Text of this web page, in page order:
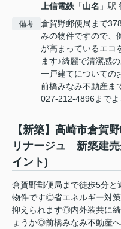
上信電鉄 「山名 」駅
備考
倉賀野郵便局まで
みの物件ですので、
が高まっているエコ
ます♪綺麗で清潔感
一戸建てについての
前橋みなみ不動産ま
027-212-4896まで
【新築】高崎市倉
リナージュ 新築建
イント)
倉賀野郵便局まで徒歩5分
物件です◎省エネルギー対
抑えられます◎内外装共に
ょうか◎前橋みなみ不動産